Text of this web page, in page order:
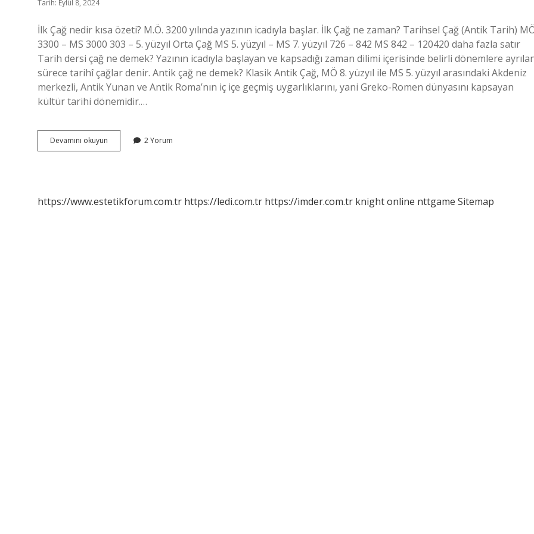
Tarih: Eylül 8, 2024
İlk Çağ nedir kısa özeti? M.Ö. 3200 yılında yazının icadıyla başlar. İlk Çağ ne zaman? Tarihsel Çağ (Antik Tarih)
3300 – MS 3000 303 – 5. yüzyıl Orta Çağ MS 5. yüzyıl – MS 7. yüzyıl 726 – 842 MS 842 – 120420 daha fazla satır
Tarih dersi çağ ne demek? Yazının icadıyla başlayan ve kapsadığı zaman dilimi içerisinde belirli dönemlere
sürece tarihî çağlar denir. Antik çağ ne demek? Klasik Antik Çağ, MÖ 8. yüzyıl ile MS 5. yüzyıl arasındaki Akdeniz
merkezli, Antik Yunan ve Antik Roma’nın iç içe geçmiş uygarlıklarını, yani Greko-Romen dünyasını kapsayan
kültür tarihi dönemidir.…
Devamını okuyun Bulmacada
Tarihte
2 Yorum
https://www.estetikforum.com.tr https://ledi.com.tr https://imder.com.tr knight online nttgame Sitemap